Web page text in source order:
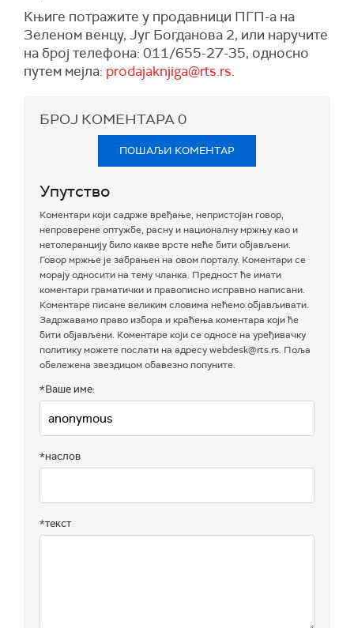
Књиге потражите у продавници ПГП-а на
Зеленом венцу, Југ Богданова 2, или наручите
на број телефона: 011/655-27-35, односно
путем мејла: prodajaknjiga@rts.rs.
БРОЈ КОМЕНТАРА0
ПОШАЉИ КОМЕНТАР
Упутство
Коментари који садрже вређање, непристојан говор,
непроверене оптужбе, расну и националну мржњу као и
нетолеранцију било какве врсте неће бити објављени.
Говор мржње је забрањен на овом порталу. Коментари се
морају односити на тему чланка. Предност ће имати
коментари граматички и правописно исправно написани.
Коментаре писане великим словима нећемо објављивати.
Задржавамо право избора и краћења коментара који ће
бити објављени. Коментаре који се односе на уређивачку
политику можете послати на адресу webdesk@rts.rs. Поља
обележена звездицом обавезно попуните.
*Ваше име:
*наслов
*текст